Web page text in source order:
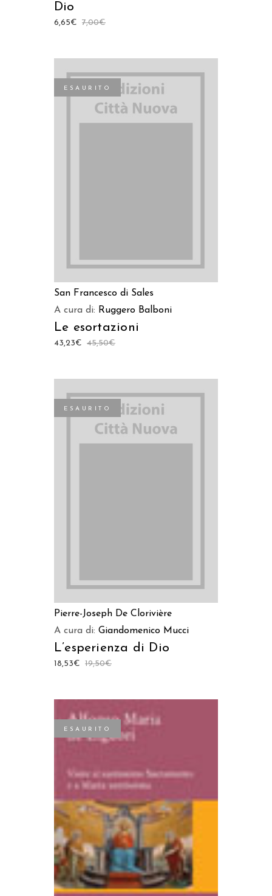
Dio
7,00€
6,65€
ESAURITO
San Francesco di Sales
A cura di: Ruggero Balboni
Le esortazioni
45,50€
43,23€
ESAURITO
Pierre-Joseph De Clorivière
A cura di: Giandomenico Mucci
L’esperienza di Dio
19,50€
18,53€
ESAURITO
LEGGI TUTTO